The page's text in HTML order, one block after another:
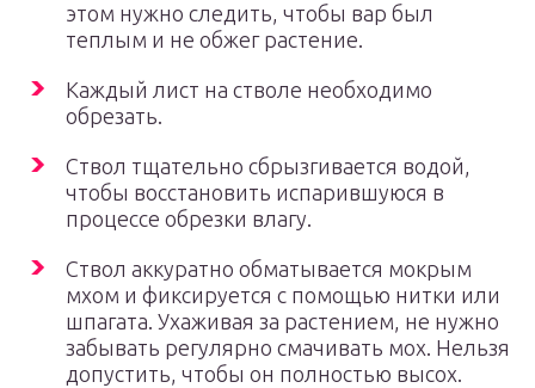
этом нужно следить, чтобы вар был
теплым и не обжег растение.
Каждый лист на стволе необходимо
обрезать.
Ствол тщательно сбрызгивается водой,
чтобы восстановить испарившуюся в
процессе обрезки влагу.
Ствол аккуратно обматывается мокрым
мхом и фиксируется с помощью нитки или
шпагата. Ухаживая за растением, не нужно
забывать регулярно смачивать мох. Нельзя
допустить, чтобы он полностью высох.